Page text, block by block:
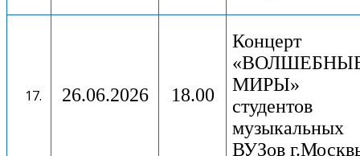
26.06.2026 18.00
Концерт
МИРЫ»
студентов
музыкальных
ВУЗов